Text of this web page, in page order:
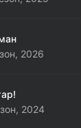
2026
2024